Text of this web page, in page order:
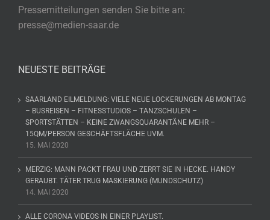
Pressemitteilungen senden Sie bitte an:
presse@medien-saar.de
NEUESTE BEITRÄGE
SAARLAND EILMELDUNG: VIELE NEUE LOCKERUNGEN AB MONTAG
– BUSREISEN – FITNESSTUDIOS – TANZSCHULEN –
SPORTSTÄTTEN – KEINE ZWANGSQUARANTÄNE MEHR –
15QM/PERSON GESCHÄFTSFLÄCHE UVM.
15. MAI 2020
MERZIG: MANN PACKT FRAU UND ZERRT SIE IN HECKE. HANDY
GERAUBT. TÄTER TRUG MASKIERUNG (MUNDSCHUTZ)
14. MAI 2020
ALLE CORONA VIDEOS IN EINER PLAYLIST.